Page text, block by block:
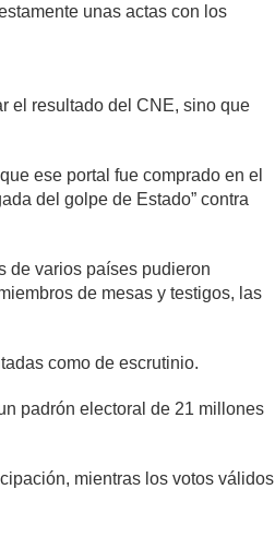
unas actas con los
el resultado del CNE, sino que
ese portal fue comprado en el
del golpe de Estado” contra
de varios países pudieron
de mesas y testigos, las
como de escrutinio.
padrón electoral de 21 millones
mientras los votos válidos